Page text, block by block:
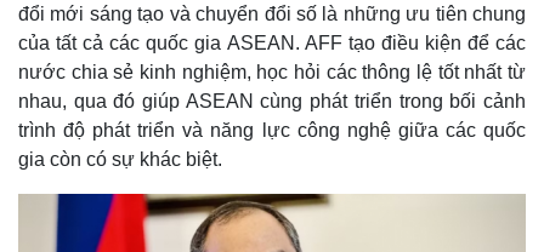
Giá cà phê
đổi mới sáng tạo và chuyển đổi số là những ưu tiên chung
của tất cả các quốc gia ASEAN. AFF tạo điều kiện để các
nước chia sẻ kinh nghiệm, học hỏi các thông lệ tốt nhất từ
nhau, qua đó giúp ASEAN cùng phát triển trong bối cảnh
trình độ phát triển và năng lực công nghệ giữa các quốc
gia còn có sự khác biệt.